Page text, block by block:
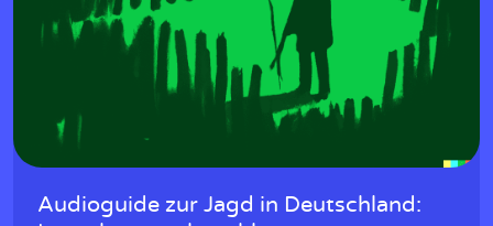
Audioguide zur Jagd in Deutschland: